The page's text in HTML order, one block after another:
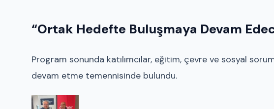
“Ortak Hedefte Buluşmaya Devam
Program sonunda katılımcılar, eğitim, çevre ve sosyal
devam etme temennisinde bulundu.